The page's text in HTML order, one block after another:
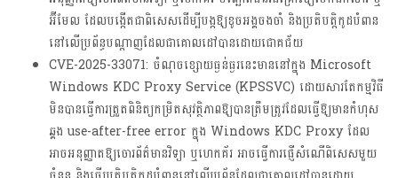
អ៊ីមែល ដែលបង្កើតជាពិសេសដើម្បីបង្កឱ្យខូចអង្គចងចាំ និងប្រតិបត្តិកូដបំពាន
នៅលើប្រព័ន្ធបណ្តាញដែលជាគោលដៅបានដោយជោគជ័យ
CVE-2025-33071: ចំណុចខ្សោយធ្ងន់ធ្ងរនេះមាននៅក្នុង Microsoft
Windows KDC Proxy Service (KPSSVC) ដោយសារតែកម្មវិធី
មិនបានធ្វើការត្រួតពិនិត្យកម្រិតសុវត្ថិភាពឱ្យបានត្រឹមត្រូវដែលធ្វើឱ្យមានកំហុស
ឆ្គង use-after-free error ក្នុង Windows KDC Proxy ដែល
អាចអនុញ្ញាតឱ្យចោរព័ត៌មានវិទ្យា ឬហេកគ័រ អាចធ្វើការផ្ញើសំណើពិសេសមួយ